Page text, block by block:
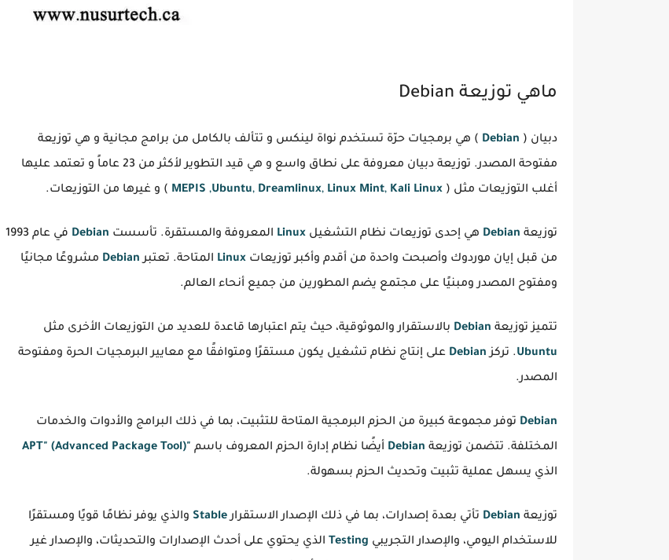
ماهي توزيعة Debian
دبيان ( Debian ) هي برمجيات حرّة تستخدم نواة لينكس و تتألف بالكامل من برامج مجانية و هي توزيعة
مفتوحة المصدر. توزيعة دبيان معروفة على نطاق واسع و هي قيد التطوير لأكثر من 23 عاماً و تعتمد عليها
أغلب التوزيعات مثل (
MEPIS ,Ubuntu, Dreamlinux, Linux Mint, Kali Linux ) و غيرها من التوزيعات.
توزيعة Debian هي إحدى توزيعات نظام التشغيل Linux المعروفة والمستقرة. تأسست Debian
في عام 1993
من قبل إيان موردوك وأصبحت واحدة من أقدم وأكبر توزيعات Linux المتاحة. تعتبرDebian مشروعًا مجانيًا
ومفتوح المصدر ومبنيًا على مجتمع يضم المطورين من جميع أنحاء العالم.
تتميز توزيعة Debian بالاستقرار والموثوقية، حيث يتم اعتبارها قاعدة للعديد من التوزيعات الأخرى مثل
Ubuntu. تركزDebian على إنتاج نظام تشغيل يكون مستقرًا ومتوافقًا مع معايير البرمجيات الحرة ومفتوحة
المصدر.
Debian توفر مجموعة كبيرة من الحزم البرمجية المتاحة للتثبيت، بما في ذلك البرامج والأدوات والخدمات
المختلفة. تتضمن توزيعة Debian أيضًا نظام إدارة الحزم المعروف باسم "APT" (Advanced Package Tool)
الذي يسهل عملية تثبيت وتحديث الحزم بسهولة.
توزيعة Debian تأتي بعدة إصدارات، بما في ذلك الإصدار الاستقرارStable والذي يوفر نظامًا قويًا ومستقرًا
للاستخدام اليومي، والإصدار التجريبي Testing الذي يحتوي على أحدث الإصدارات والتحديثات، والإصدار غير